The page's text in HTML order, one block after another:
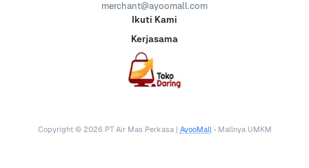
merchant@ayoomall.com
Ikuti Kami
Kerjasama
Copyright © 2026 PT Air Mas Perkasa | AyooMall • Mallnya UMKM